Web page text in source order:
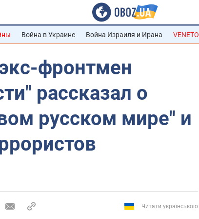
Война в Украине Война Израиля и Ирана VENETO
фронтмен
рассказал о
русском мире" и
Читати українською